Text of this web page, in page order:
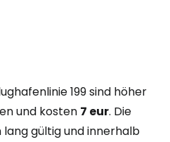
199 sind höher
und kosten 7 eur. Die
gültig und innerhalb